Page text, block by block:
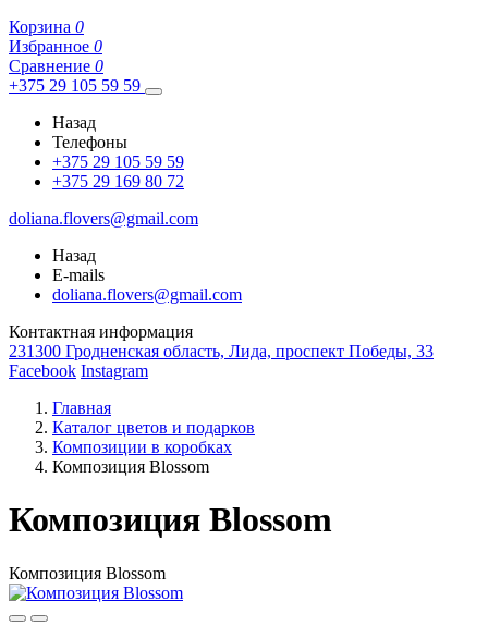
Корзина 0
Избранное 0
Сравнение 0
+375 29 105 59 59
Назад
Телефоны
+375 29 105 59 59
+375 29 169 80 72
doliana.flovers@gmail.com
Назад
E-mails
doliana.flovers@gmail.com
Контактная информация
231300 Гродненская область, Лида, проспект Победы, 33
Facebook Instagram
Главная
Каталог цветов и подарков
Композиции в коробках
Композиция Blossom
Композиция Blossom
Композиция Blossom